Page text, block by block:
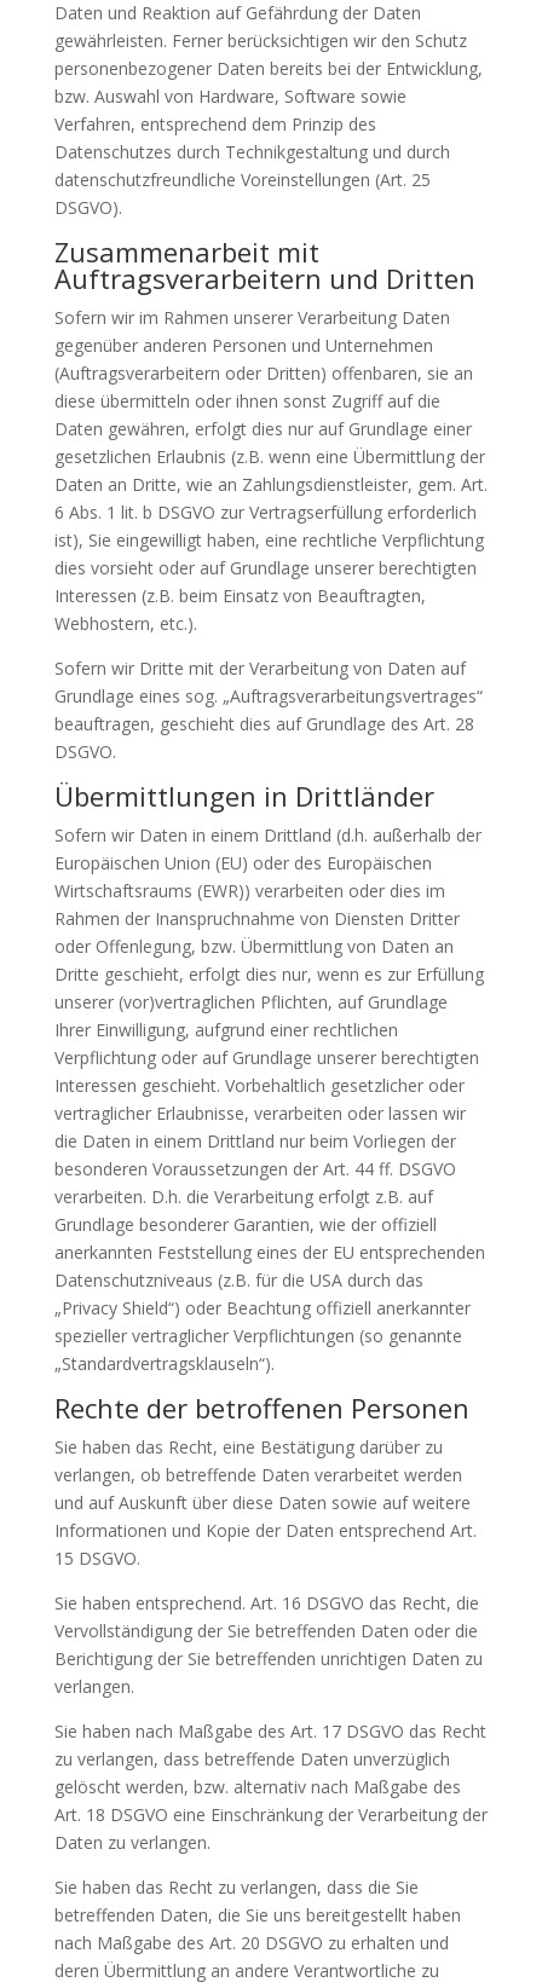
Daten und Reaktion auf Gefährdung der Daten
gewährleisten. Ferner berücksichtigen wir den Schutz
personenbezogener Daten bereits bei der Entwicklung,
bzw. Auswahl von Hardware, Software sowie
Verfahren, entsprechend dem Prinzip des
Datenschutzes durch Technikgestaltung und durch
datenschutzfreundliche Voreinstellungen (Art. 25
DSGVO).
Zusammenarbeit mit
Auftragsverarbeitern und Dritten
Sofern wir im Rahmen unserer Verarbeitung Daten
gegenüber anderen Personen und Unternehmen
(Auftragsverarbeitern oder Dritten) offenbaren, sie an
diese übermitteln oder ihnen sonst Zugriff auf die
Daten gewähren, erfolgt dies nur auf Grundlage einer
gesetzlichen Erlaubnis (z.B. wenn eine Übermittlung der
Daten an Dritte, wie an Zahlungsdienstleister, gem. Art.
6 Abs. 1 lit. b DSGVO zur Vertragserfüllung erforderlich
ist), Sie eingewilligt haben, eine rechtliche Verpflichtung
dies vorsieht oder auf Grundlage unserer berechtigten
Interessen (z.B. beim Einsatz von Beauftragten,
Webhostern, etc.).
Sofern wir Dritte mit der Verarbeitung von Daten auf
Grundlage eines sog. „Auftragsverarbeitungsvertrages“
beauftragen, geschieht dies auf Grundlage des Art. 28
DSGVO.
Übermittlungen in Drittländer
Sofern wir Daten in einem Drittland (d.h. außerhalb der
Europäischen Union (EU) oder des Europäischen
Wirtschaftsraums (EWR)) verarbeiten oder dies im
Rahmen der Inanspruchnahme von Diensten Dritter
oder Offenlegung, bzw. Übermittlung von Daten an
Dritte geschieht, erfolgt dies nur, wenn es zur Erfüllung
unserer (vor)vertraglichen Pflichten, auf Grundlage
Ihrer Einwilligung, aufgrund einer rechtlichen
Verpflichtung oder auf Grundlage unserer berechtigten
Interessen geschieht. Vorbehaltlich gesetzlicher oder
vertraglicher Erlaubnisse, verarbeiten oder lassen wir
die Daten in einem Drittland nur beim Vorliegen der
besonderen Voraussetzungen der Art. 44 ff. DSGVO
verarbeiten. D.h. die Verarbeitung erfolgt z.B. auf
Grundlage besonderer Garantien, wie der offiziell
anerkannten Feststellung eines der EU entsprechenden
Datenschutzniveaus (z.B. für die USA durch das
„Privacy Shield“) oder Beachtung offiziell anerkannter
spezieller vertraglicher Verpflichtungen (so genannte
„Standardvertragsklauseln“).
Rechte der betroffenen Personen
Sie haben das Recht, eine Bestätigung darüber zu
verlangen, ob betreffende Daten verarbeitet werden
und auf Auskunft über diese Daten sowie auf weitere
Informationen und Kopie der Daten entsprechend Art.
15 DSGVO.
Sie haben entsprechend. Art. 16 DSGVO das Recht, die
Vervollständigung der Sie betreffenden Daten oder die
Berichtigung der Sie betreffenden unrichtigen Daten zu
verlangen.
Sie haben nach Maßgabe des Art. 17 DSGVO das Recht
zu verlangen, dass betreffende Daten unverzüglich
gelöscht werden, bzw. alternativ nach Maßgabe des
Art. 18 DSGVO eine Einschränkung der Verarbeitung der
Daten zu verlangen.
Sie haben das Recht zu verlangen, dass die Sie
betreffenden Daten, die Sie uns bereitgestellt haben
nach Maßgabe des Art. 20 DSGVO zu erhalten und
deren Übermittlung an andere Verantwortliche zu